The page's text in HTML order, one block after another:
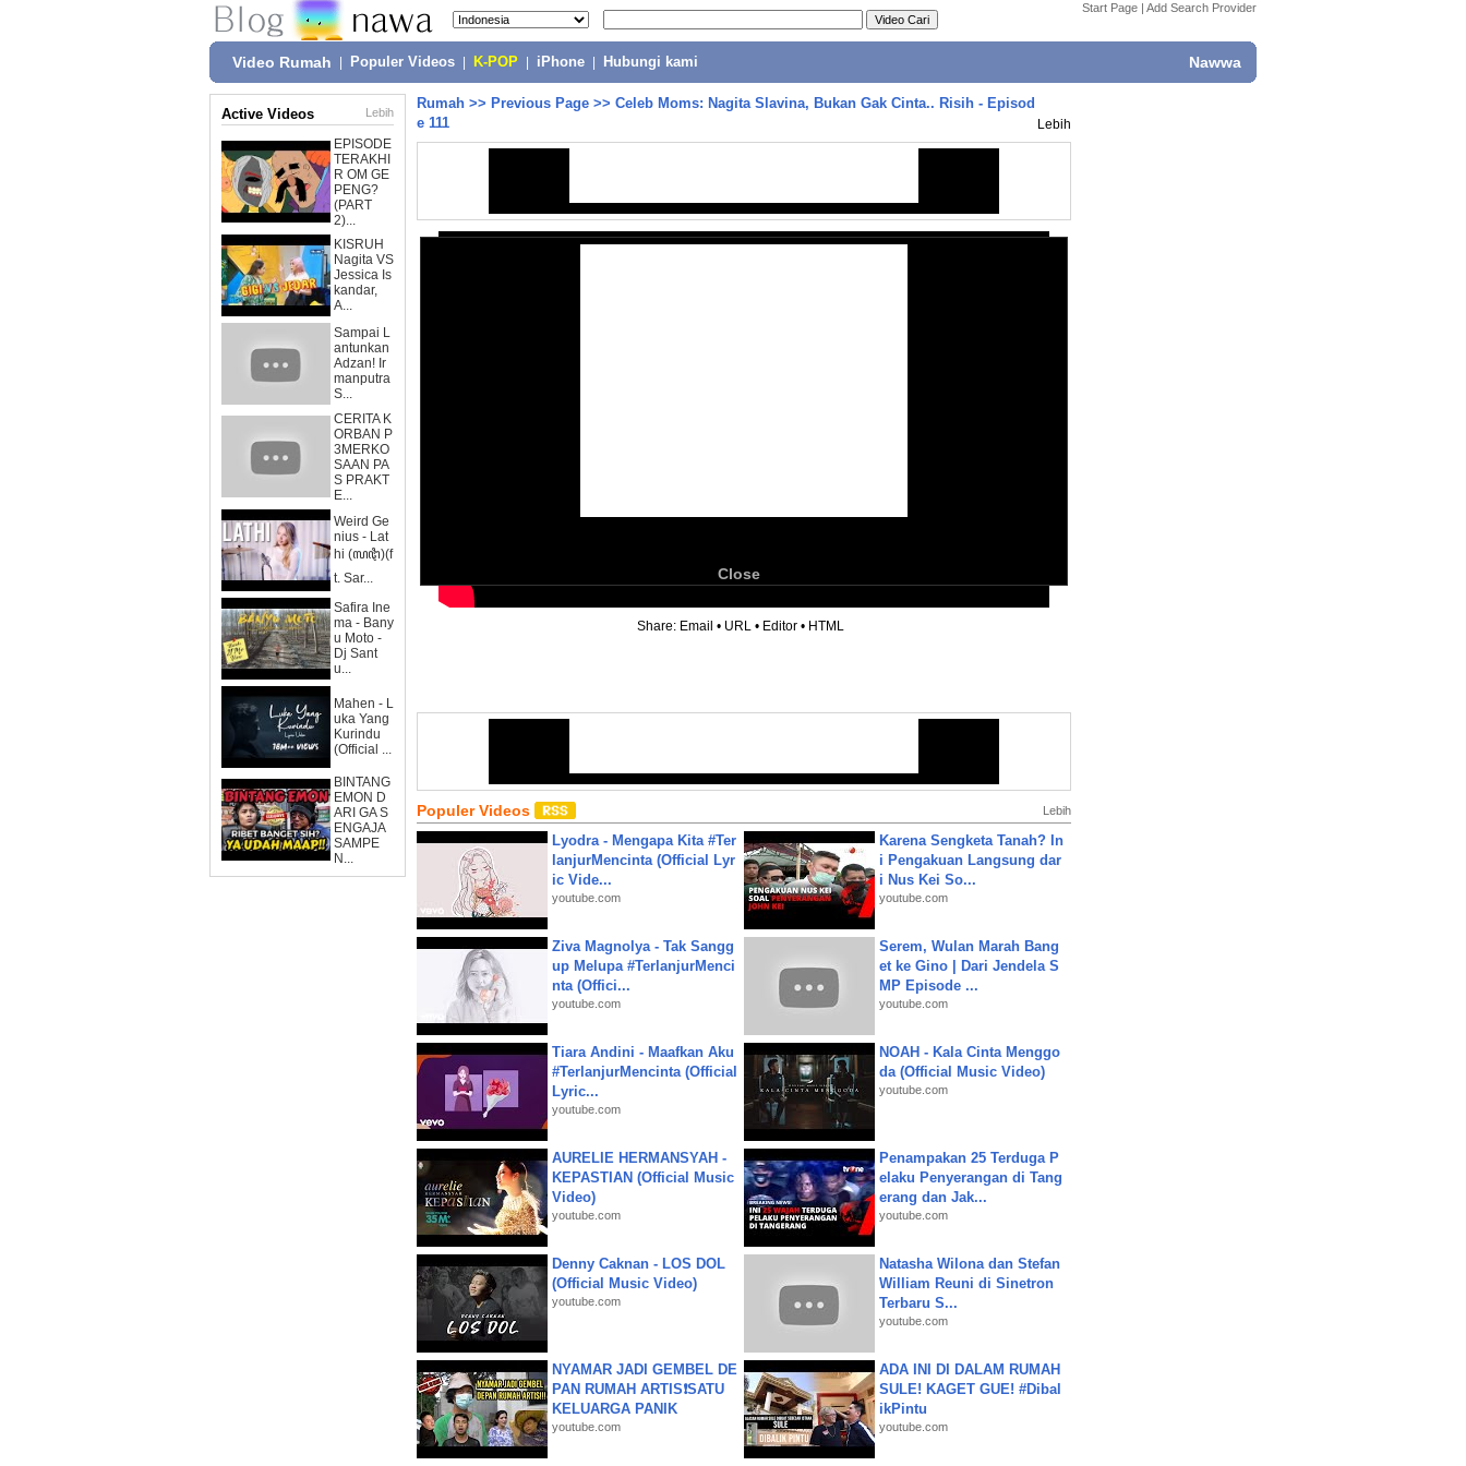
Start Page | Add Search Provider
Video Rumah Populer Videos K-POP iPhone Hubungi kami Nawwa
Active Videos Lebih
EPISODE
TERAKHI
R OM GE
PENG?
(PART
2)...
KISRUH
Nagita VS
Jessica Is
kandar,
A...
Sampai L
antunkan
Adzan! Ir
manputra
S...
CERITA K
ORBAN P
3MERKO
SAAN PA
S PRAKT
E...
Weird Ge
nius - Lat
hi (ꦭꦛꦶ)(f
t. Sar...
Safira Ine
ma - Bany
u Moto -
Dj Sant
u...
Mahen - L
uka Yang
Kurindu
(Official ...
BINTANG
EMON D
ARI GA S
ENGAJA
SAMPE
N...
Rumah >> Previous Page >> Celeb Moms: Nagita Slavina, Bukan Gak Cinta.. Risih - Episod
e 111
Lebih
Close
Share: Email • URL • Editor • HTML
Populer Videos Lebih
Lyodra - Mengapa Kita #Ter
lanjurMencinta (Official Lyr
ic Vide...
youtube.com
Karena Sengketa Tanah? In
i Pengakuan Langsung dar
i Nus Kei So...
youtube.com
Ziva Magnolya - Tak Sangg
up Melupa #TerlanjurMenci
nta (Offici...
youtube.com
Serem, Wulan Marah Bang
et ke Gino | Dari Jendela S
MP Episode ...
youtube.com
Tiara Andini - Maafkan Aku
#TerlanjurMencinta (Official
Lyric...
youtube.com
NOAH - Kala Cinta Menggo
da (Official Music Video)
youtube.com
AURELIE HERMANSYAH -
KEPASTIAN (Official Music
Video)
youtube.com
Penampakan 25 Terduga P
elaku Penyerangan di Tang
erang dan Jak...
youtube.com
Denny Caknan - LOS DOL
(Official Music Video)
youtube.com
Natasha Wilona dan Stefan
William Reuni di Sinetron
Terbaru S...
youtube.com
NYAMAR JADI GEMBEL DE
PAN RUMAH ARTIS❗SATU
KELUARGA PANIK
youtube.com
ADA INI DI DALAM RUMAH
SULE! KAGET GUE! #Dibal
ikPintu
youtube.com